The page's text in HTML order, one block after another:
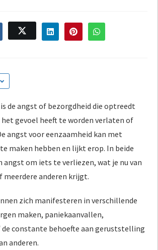
de angst of bezorgdheid die optreedt
gevoel heeft te worden verlaten of
angst voor eenzaamheid kan met
maken hebben en lijkt erop. In beide
angst om iets te verliezen, wat je nu van
meerdere anderen krijgt.
zich manifesteren in verschillende
maken, paniekaanvallen,
constante behoefte aan geruststelling
anderen.